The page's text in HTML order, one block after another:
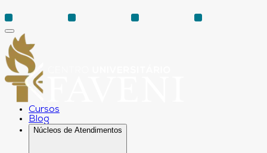
Cursos
Blog
Núcleos de Atendimentos